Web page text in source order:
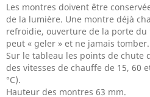
Les montres doivent être
de la lumière. Une montre déjà
refroidie, ouverture de la porte du
peut « geler » et ne jamais tomber.
Sur le tableau les points de chute
des vitesses de chauffe de 15, 60
°C).
Hauteur des montres 63 mm.